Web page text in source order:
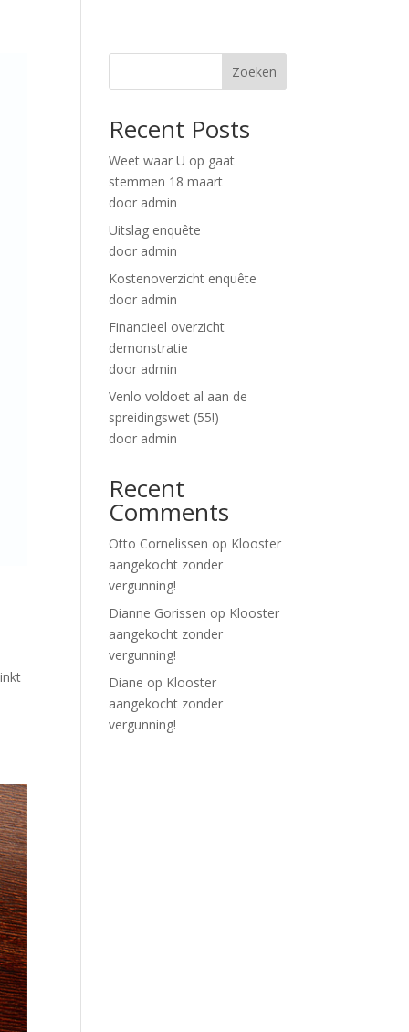
Zoeken
Recent Posts
Weet waar U op gaat
stemmen 18 maart
door admin
Uitslag enquête
door admin
Kostenoverzicht enquête
door admin
Financieel overzicht
demonstratie
door admin
Venlo voldoet al aan de
spreidingswet (55!)
door admin
Recent
Comments
Otto Cornelissen op Klooster
aangekocht zonder
vergunning!
Dianne Gorissen op Klooster
aangekocht zonder
vergunning!
Diane op Klooster
aangekocht zonder
vergunning!